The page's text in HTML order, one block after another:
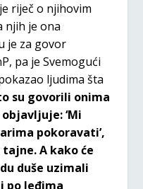
riječ o njihovim
njih je ona
je za govor
pa je Svemogući
ljudima šta
su govorili onima
‘Mi
pokoravati’,
A kako će
duše uzimali
po leđima